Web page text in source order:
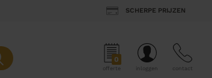
SCHERPE PRIJZEN
0
offerte inloggen contact